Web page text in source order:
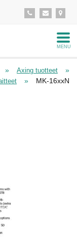
MENU
» Axing tuotteet »
» MK-16xxN